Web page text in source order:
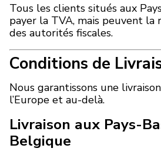
Tous les clients situés aux
payer la TVA, mais peuvent la
des autorités fiscales.
Conditions de
Nous garantissons une
l’Europe et au-delà.
Livraison aux Pays-
Belgique